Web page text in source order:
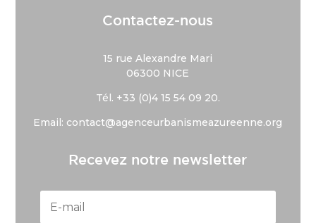
Contactez-nous
15 rue Alexandre Mari
06300 NICE
Tél. +33 (0)4 15 54 09 20.
Email: contact@agenceurbanismeazureenne.org
Recevez notre newsletter